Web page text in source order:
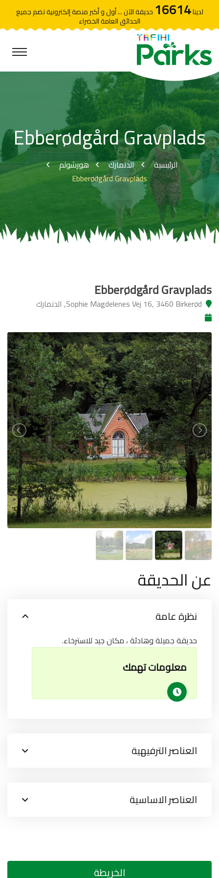
لدينا16614 حديقة الآن ... أول و أكبر منصة إلكترونية تضم جميع
الحدائق العامة الخضراء
Ebberødgård Gravplads
الرئيسية الدنمارك
هورشولم
Ebberødgård Gravplads
Ebberødgård Gravplads
Sophie Magdelenes Vej 16, 3460 Birkerød, الدنمارك
عن الحديقة
نظرة عامة
حديقة جميلة وهادئة ، مكان جيد للاسترخاء.
معلومات تهمك
العناصر الترفيهية
العناصر الاساسية
الخريطة